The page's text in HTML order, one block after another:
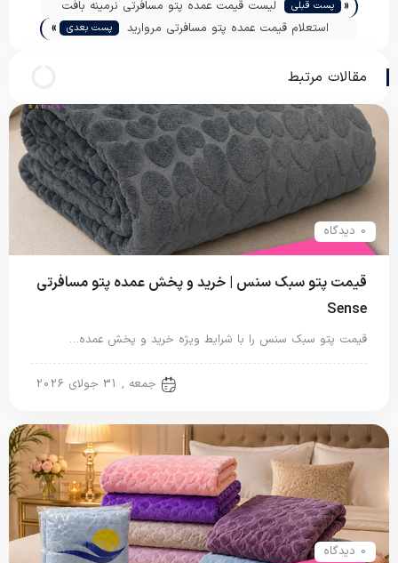
« پست قبلی
لیست قیمت عمده پتو مسافرتی نرمینه بافت
استعلام قیمت عمده پتو مسافرتی مروارید
پست بعدی »
مقالات مرتبط
0 دیدگاه
قیمت پتو سبک سنس | خرید و پخش عمده پتو مسافرتی
Sense
قیمت پتو سبک سنس را با شرایط ویژه خرید و پخش عمده…
جمعه , 31 جولای 2026
0 دیدگاه